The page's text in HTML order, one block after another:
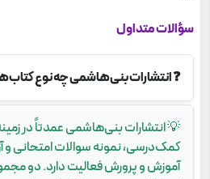
سؤالات متداول
❓انتشارات بنی‌هاشمی چه نوع
💡انتشارات بنی‌هاشمی عمدتاً در
کمک‌درسی، نمونه سوالات امتحانی و
آموزش و پرورش فعالیت دارد. دو